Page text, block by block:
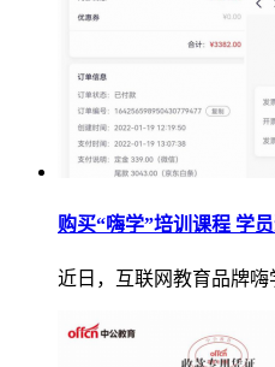
购买“嗨学”培训课程 学
近日，互联网教育品牌